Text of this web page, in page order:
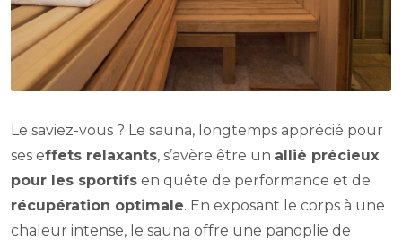
Le saviez-vous ? Le sauna, longtemps apprécié pour
ses effets relaxants, s’avère être un allié précieux
pour les sportifs en quête de performance et de
récupération optimale. En exposant le corps à une
chaleur intense, le sauna offre une panoplie de